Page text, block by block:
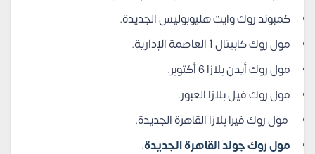
كمبوند روك وايت هليوبوليس الجديدة.
مول روك كابيتال 1 العاصمة الإدارية.
مول روك أيدن بلازا 6 أكتوبر.
مول روك فيل بلازا العبور.
مول روك فيرا بلازا القاهرة الجديدة.
مول روك جولد القاهرة الجديدة.